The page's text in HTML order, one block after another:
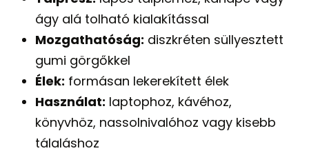
ágy alá tolható kialakítással
Mozgathatóság: diszkréten süllyesztett
gumi görgőkkel
Élek: formásan lekerekített élek
Használat: laptophoz, kávéhoz,
könyvhöz, nassolnivalóhoz vagy kisebb
tálaláshoz